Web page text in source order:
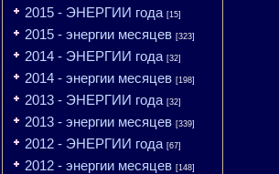
2015 - ЭНЕРГИИ года [15]
2015 - энергии месяцев [323]
2014 - ЭНЕРГИИ года [32]
2014 - энергии месяцев [198]
2013 - ЭНЕРГИИ года [32]
2013 - энергии месяцев [339]
2012 - ЭНЕРГИИ года [67]
2012 - энергии месяцев [148]